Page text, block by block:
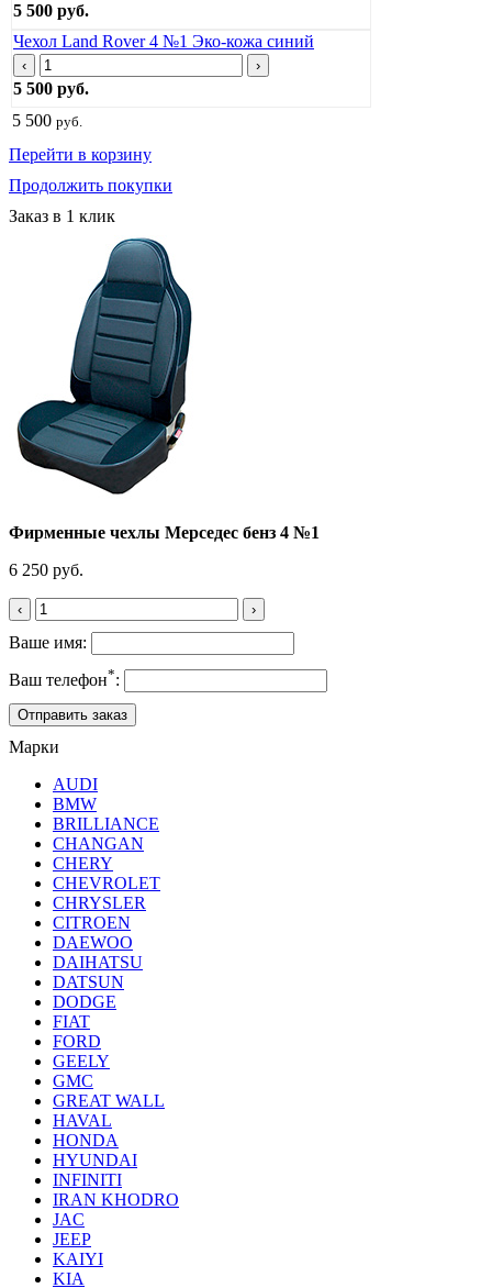
5 500 руб.
Чехол Land Rover 4 №1 Эко-кожа синий
‹ ›
5 500 руб.
5 500 руб.
Перейти в корзину
Продолжить покупки
Заказ в 1 клик
Фирменные чехлы Мерседес бенз 4 №1
6 250 руб.
‹ ›
Ваше имя:
Ваш телефон*:
Марки
AUDI
BMW
BRILLIANCE
CHANGAN
CHERY
CHEVROLET
CHRYSLER
CITROEN
DAEWOO
DAIHATSU
DATSUN
DODGE
FIAT
FORD
GEELY
GMC
GREAT WALL
HAVAL
HONDA
HYUNDAI
INFINITI
IRAN KHODRO
JAC
JEEP
KAIYI
KIA